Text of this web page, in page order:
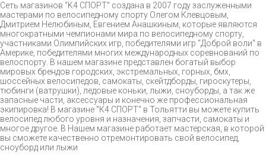
Сеть магазинов "K4 СПОРТ" создана в 2007 году заслуженными
мастерами по велосипедному спорту Олегом Клевцовым,
Дмитрием Нелюбиным, Евгением Анашкиным, которые являются
многократными чемпионами мира по велосипедному спорту,
участниками Олимпийских игр, победителями игр "Доброй воли" в
Америке, победителями многих международных соревнований по
велоспорту. В нашем магазине представлен богатый выбор
мировых брендов городских, экстремальных, горных, бмх,
шоссейных велосипедов, самокаты, скейтдборды, гироскутеры,
тюбинги (ватрушки), ледовые коньки, лыжи, сноуборды, а так же
запасные части, аксессуары и конечно же профессиональная
экипировка! В магазине "К4 СПОРТ" в Тольятти вы можете купить
велосипед любого уровня и назначения, запчасти, самокаты и
многое другое. В Нашем магазине работает мастерская, в которой
вы сможете качественно отремонтировать свой велосипед,
сноуборд или лыжи